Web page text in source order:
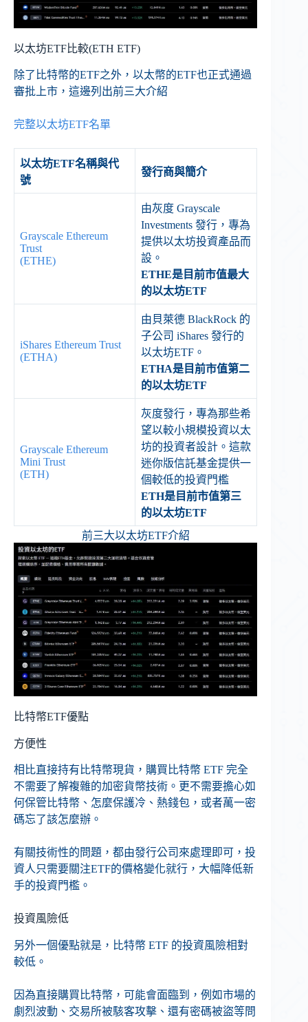
以太坊ETF比較(ETH ETF)
除了比特幣的ETF之外，以太幣的ETF也正式通過
審批上市，這邊列出前三大介紹
完整以太坊ETF名單
以太坊ETF名稱與代
號
發行商與簡介
Grayscale Ethereum
Trust
(ETHE)
由灰度 Grayscale
Investments 發行，專為
提供以太坊投資產品而
設。
ETHE是目前市值最大
的以太坊ETF
iShares Ethereum Trust
(ETHA)
由貝萊德 BlackRock 的
子公司 iShares 發行的
以太坊ETF。
ETHA是目前市值第二
的以太坊ETF
Grayscale Ethereum
Mini Trust
(ETH)
灰度發行，專為那些希
望以較小規模投資以太
坊的投資者設計。這款
迷你版信託基金提供一
個較低的投資門檻
ETH是目前市值第三
的以太坊ETF
前三大以太坊ETF介紹
比特幣ETF優點
方便性
相比直接持有比特幣現貨，購買比特幣 ETF 完全
不需要了解複雜的加密貨幣技術。更不需要擔心如
何保管比特幣、怎麼保護冷、熱錢包，或者萬一密
碼忘了該怎麼辦。
有關技術性的問題，都由發行公司來處理即可，投
資人只需要關注ETF的價格變化就行，大幅降低新
手的投資門檻。
投資風險低
另外一個優點就是，比特幣 ETF 的投資風險相對
較低。
因為直接購買比特幣，可能會面臨到，例如市場的
劇烈波動、交易所被駭客攻擊、還有密碼被盜等問